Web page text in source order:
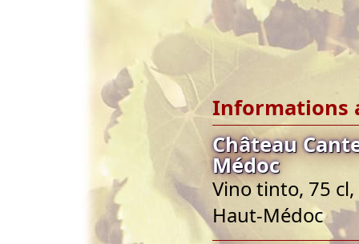
Informations
Château
Médoc
Vino tinto, 75
Haut-Médoc